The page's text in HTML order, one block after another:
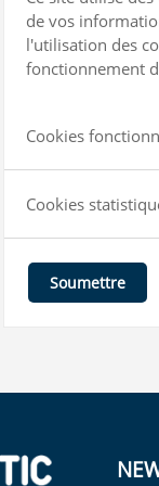
de vos
l'utilisation des
fonctionnement
Cookies
Cookies
Soumettre